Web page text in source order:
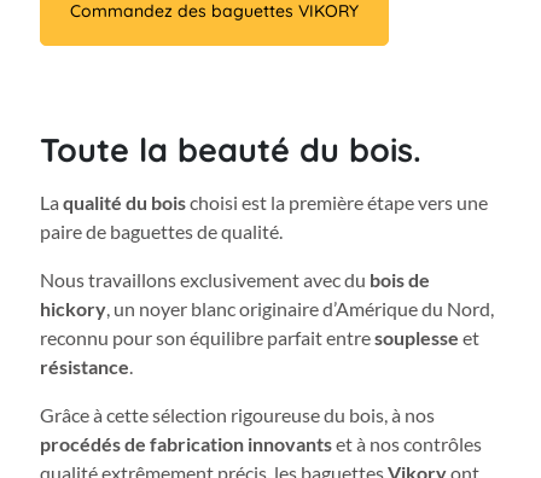
Commandez des baguettes VIKORY
Toute la beauté du bois.
Laqualité du boischoisi est la première étape vers une
paire de baguettes de qualité.
Nous travaillons exclusivement avec du bois de
hickory, un noyer blanc originaire d’Amérique du Nord,
reconnu pour son équilibre parfait entresouplesse et
résistance.
Grâce à cette sélection rigoureuse du bois, à nos
procédés de fabrication innovantset à nos contrôles
qualité extrêmement précis, les baguettesVikoryont